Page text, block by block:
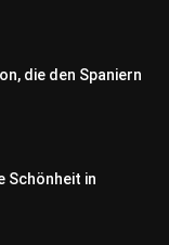
die den Spaniern
Schönheit in